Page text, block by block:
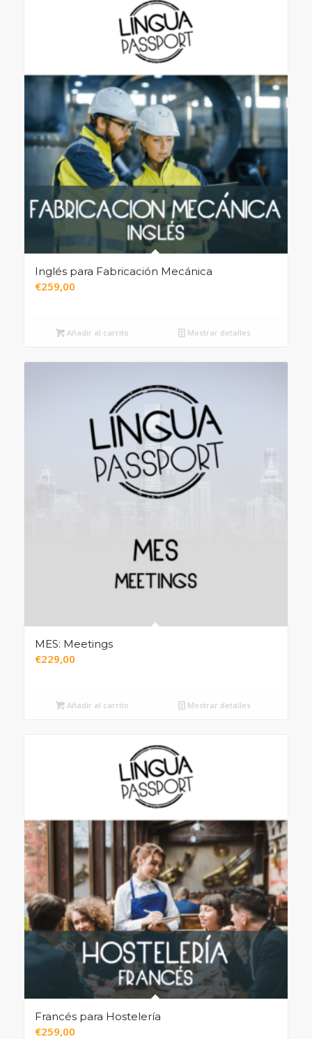
Inglés para Fabricación Mecánica
€259,00
Añadir al carrito Mostrar detalles
MES: Meetings
€229,00
Añadir al carrito Mostrar detalles
Francés para Hostelería
€259,00